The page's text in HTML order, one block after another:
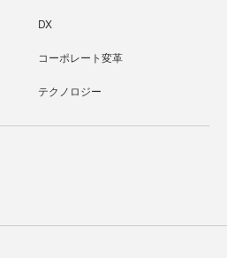
DX
コーポレート変革
テクノロジー